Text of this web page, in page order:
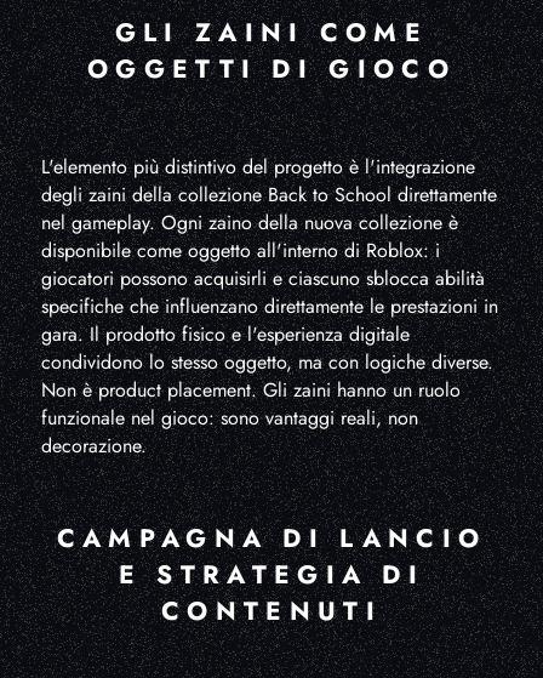
GLI ZAINI COME
OGGETTI DI GIOCO
L'elemento più distintivo del progetto è l'integrazione
degli zaini della collezione Back to School direttamente
nel gameplay. Ogni zaino della nuova collezione è
disponibile come oggetto all'interno di Roblox: i
giocatori possono acquisirli e ciascuno sblocca abilità
specifiche che influenzano direttamente le prestazioni in
gara. Il prodotto fisico e l'esperienza digitale
condividono lo stesso oggetto, ma con logiche diverse.
Non è product placement. Gli zaini hanno un ruolo
funzionale nel gioco: sono vantaggi reali, non
decorazione.
CAMPAGNA DI LANCIO
E STRATEGIA DI
CONTENUTI